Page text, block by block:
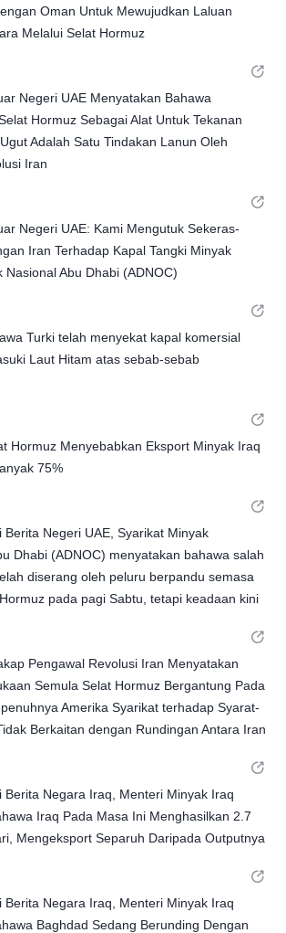
Oman Untuk Mewujudkan Laluan
Melalui Selat Hormuz
Negeri UAE Menyatakan Bahawa
Hormuz Sebagai Alat Untuk Tekanan
Adalah Satu Tindakan Lanun Oleh
Iran
Negeri UAE: Kami Mengutuk Sekeras-
Iran Terhadap Kapal Tangki Minyak
Nasional Abu Dhabi (ADNOC)
Turki telah menyekat kapal komersial
Laut Hitam atas sebab-sebab
Hormuz Menyebabkan Eksport Minyak Iraq
75%
Berita Negeri UAE, Syarikat Minyak
Dhabi (ADNOC) menyatakan bahawa salah
diserang oleh peluru berpandu semasa
pada pagi Sabtu, tetapi keadaan kini
Pengawal Revolusi Iran Menyatakan
Semula Selat Hormuz Bergantung Pada
Amerika Syarikat terhadap Syarat-
Berkaitan dengan Rundingan Antara Iran
Berita Negara Iraq, Menteri Minyak Iraq
Iraq Pada Masa Ini Menghasilkan 2.7
Mengeksport Separuh Daripada Outputnya
Berita Negara Iraq, Menteri Minyak Iraq
Baghdad Sedang Berunding Dengan